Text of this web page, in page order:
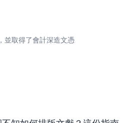
並取得了會計深造文憑